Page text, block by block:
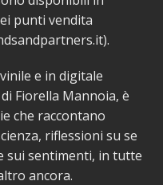
punti vendita
e in digitale
di Fiorella Mannoia, è
che raccontano
riflessioni su se
sui sentimenti, in tutte
ancora.